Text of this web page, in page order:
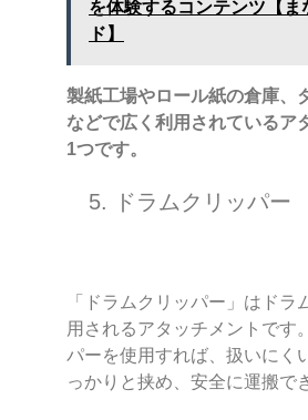
を体験するコンテンツ【ま
ド】
製紙工場やロール紙の倉庫、
などで広く利用されているア
1つです。
5. ドラムクリッパー
「ドラムクリッパー」はドラ
用されるアタッチメントです
パーを使用すれば、扱いにく
っかりと挟め、安全に運搬で